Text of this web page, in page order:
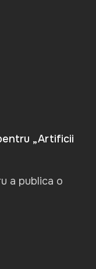
„Artificii
a publica o